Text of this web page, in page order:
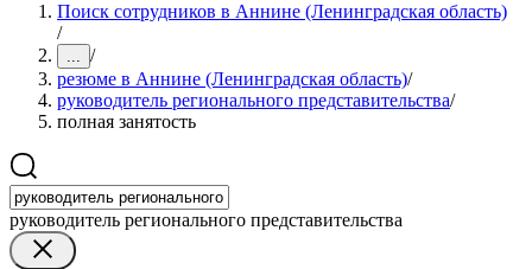
Поиск сотрудников в Аннине (Ленинградская область)
/
... /
резюме в Аннине (Ленинградская область)/
руководитель регионального представительства/
полная занятость
руководитель регионального представительства